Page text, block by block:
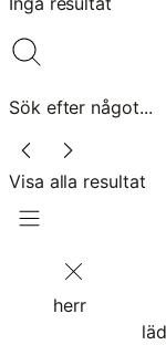
Sök efter något...
Visa alla resultat
herr